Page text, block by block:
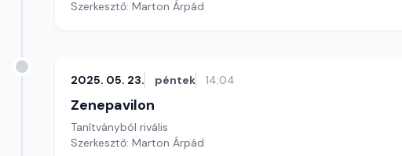
Szerkesztő: Marton Árpád
2025. 05. 23. péntek 14:04
Zenepavilon
Tanítványból rivális
Szerkesztő: Marton Árpád